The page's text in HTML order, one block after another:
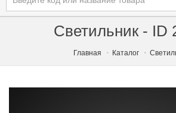
Светильник - ID
Главная Каталог